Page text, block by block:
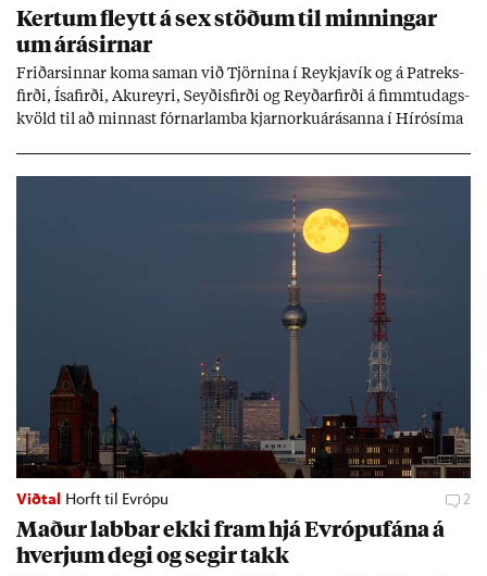
Kert­um fleytt á sex stöð­um til minn­ing­ar
um árás­irn­ar
Frið­arsinn­ar koma sam­an við Tjörn­ina í Reykja­vík og á Pat­reks­
firði, Ísa­firði, Ak­ur­eyri, Seyð­is­firði og Reyð­ar­firði á fimmtu­dags­
kvöld til að minn­ast fórn­ar­lamba kjarn­orku­árás­anna í Hírósíma
Viðtal Horft til Evrópu 2
Mað­ur labb­ar ekki fram hjá Evr­ópuf­ána á
hverj­um degi og seg­ir takk